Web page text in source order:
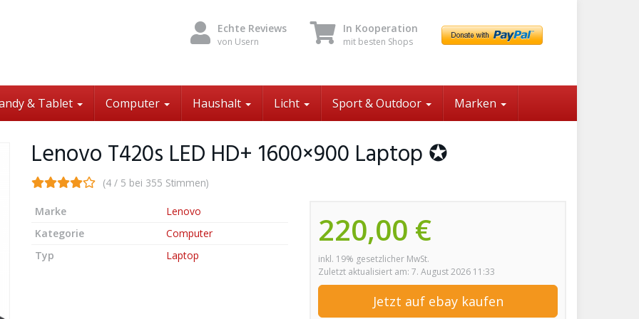
Echte Reviews
von Usern
In Kooperation
mit besten Shops
& Tablet Computer Haushalt Licht Sport & Outdoor Marken
Lenovo T420s LED HD+ 1600×900 Laptop ✪
(4 / 5 bei 355 Stimmen)
220,00 €
inkl. 19% gesetzlicher MwSt.
Zuletzt aktualisiert am: 7. August 2026 11:33
Jetzt auf ebay kaufen
Marke
Lenovo
Kategorie
Computer
Typ
Laptop